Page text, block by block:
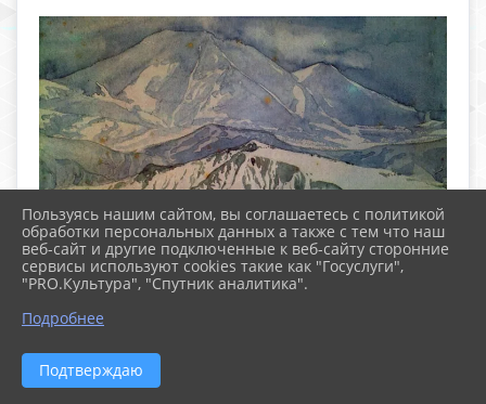
Пользуясь нашим сайтом, вы соглашаетесь с политикой
обработки персональных данных а также с тем что наш
веб-сайт и другие подключенные к веб-сайту сторонние
сервисы используют cookies такие как "Госуслуги",
"PRO.Культура", "Спутник аналитика".
Подробнее
Подтверждаю